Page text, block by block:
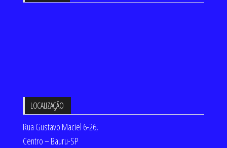
LOCALIZAÇÃO
Rua Gustavo Maciel 6-26,
Centro – Bauru-SP